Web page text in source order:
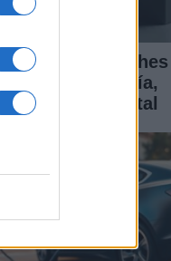
de coches
tecnología,
y coste total